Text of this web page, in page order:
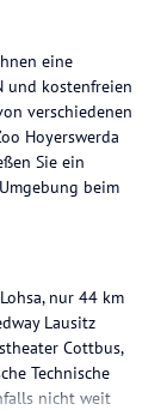
eine
und kostenfreien
verschiedenen
Hoyerswerda
Sie ein
beim
nur 44 km
Lausitz
Cottbus,
Technische
nicht weit